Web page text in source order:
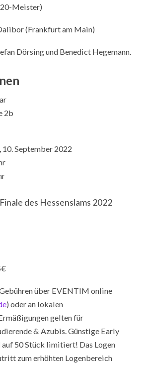
Meister)
(Frankfurt am Main)
Dörsing und Benedict Hegemann.
2b
10. September 2022
des Hessenslams 2022
über EVENTIM online
) oder an lokalen
gelten für
& Azubis. Günstige Early
50 Stück limitiert! Das Logen
zum erhöhten Logenbereich